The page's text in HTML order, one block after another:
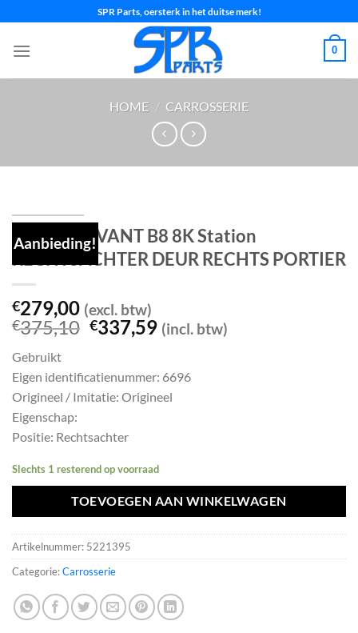
inhoud
SPR Parts, oersterk in het duitse merk!
0
HOME / CARROSSERIE
Aanbieding!
AUDI A4 AVANT B8 8K Station
RECHTSACHTER DEUR RECHTS PORTIER
€279,00 (excl. btw)
€375,10 Oorspronkelijke
€375,10.
€337,59Huidige
prijs
€337,59.
(incl. btw)
Gebruikt
Eigen identificatienummer: 6696
Origineel / Imitatie: Origineel
Eigenschap:
Positie: Rechtsachter
Slechts 1 resterend op voorraad
TOEVOEGEN AAN WINKELWAGEN
Artikelnummer: 5221395
Categorie:Carrosserie